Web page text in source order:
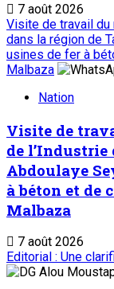
7 août 2026
Visite de travail du
dans la région de
usines de fer à
Malbaza
Nation
Visite de
de l’Industrie
Abdoulaye
à béton et de
Malbaza
7 août 2026
Editorial : Une